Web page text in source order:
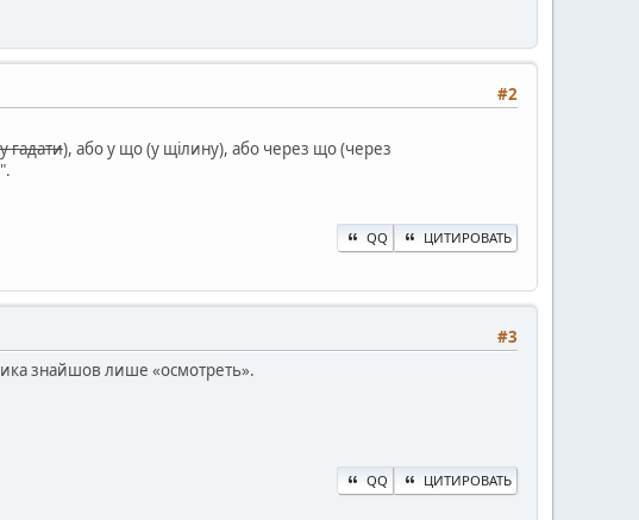
#2
гадати), або у що (у щілину), або через що (через
QQ ЦИТИРОВАТЬ
#3
знайшов лише «осмотреть».
QQ ЦИТИРОВАТЬ